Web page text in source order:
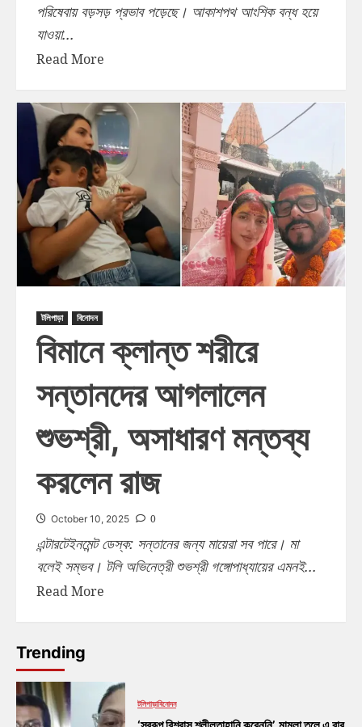
পরিষেবায় বড়সড় প্রভাব পড়েছে। আকাশপথ আংশিক বন্ধ হয়ে
যাওয়া...
Read More
টলিপাড়া বিনোদন
বিমানে ক্লান্ত শরীরে
সন্তানদের আগলালেন
শুভশ্রী, অসাধারণ মন্তব্য
করলেন রাজ
October 10, 2025 0
এন্টারটেইনমেন্ট ডেস্ক: সন্তানের জন্য মায়েরা সব পারে। মা
বলেই সম্ভব। টলি অভিনেত্রী শুভশ্রী গঙ্গোপাধ্যায়ের এমনই...
Read More
Trending
টলিপাড়াবিনোদন